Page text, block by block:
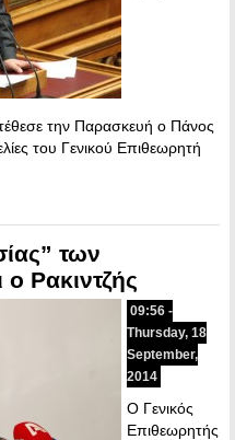
την Παρασκευή ο Πάνος
του Γενικού Επιθεωρητή
των
Ρακιντζής
09:56 -
Thursday, 18
September,
2014
Ο Γενικός
Επιθεωρητής